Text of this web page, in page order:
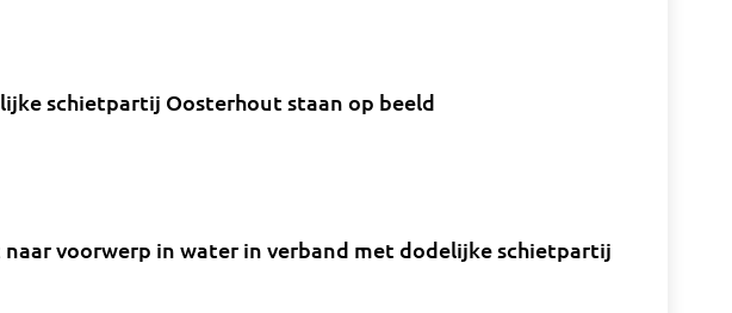
schietpartij Oosterhout staan op beeld
voorwerp in water in verband met dodelijke schietpartij